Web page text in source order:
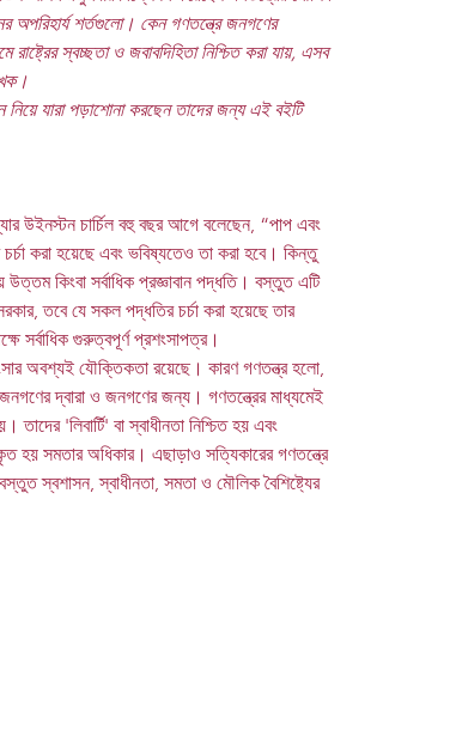
অপরিহার্য শর্তগুলো। কেন গণতন্ত্রে জনগণের
স্বচ্ছতা ও জবাবদিহিতা নিশ্চিত করা যায়, এসব
নিয়ে যারা পড়াশোনা করছেন তাদের জন্য এই বইটি
উইনস্টন চার্চিল বহু বছর আগে বলেছেন, “পাপ এবং
করা হয়েছে এবং ভবিষ্যতেও তা করা হবে। কিন্তু
কিংবা সর্বাধিক প্রজ্ঞাবান পদ্ধতি। বস্তুত এটি
তবে যে সকল পদ্ধতির চর্চা করা হয়েছে তার
সর্বাধিক গুরুত্বপূর্ণ প্রশংসাপত্র।
অবশ্যই যৌক্তিকতা রয়েছে। কারণ গণতন্ত্র হলো,
দ্বারা ও জনগণের জন্য। গণতন্ত্রের মাধ্যমেই
'লিবার্টি' বা স্বাধীনতা নিশ্চিত হয় এবং
হয় সমতার অধিকার। এছাড়াও সত্যিকারের গণতন্ত্রে
স্বশাসন, স্বাধীনতা, সমতা ও মৌলিক বৈশিষ্ট্যের